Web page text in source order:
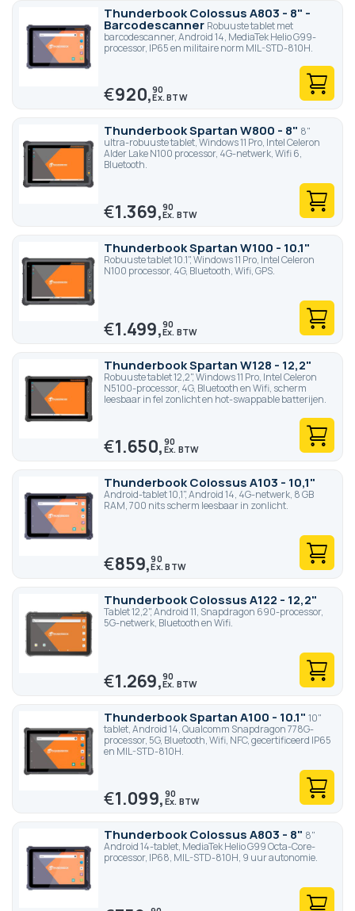
Thunderbook Colossus A803 - 8" -
Barcodescanner Robuuste tablet met
barcodescanner, Android 14, MediaTek Helio G99-
processor, IP65 en militaire norm MIL-STD-810H.
€920,90
Thunderbook Spartan W800 - 8" 8"
ultra-robuuste tablet, Windows 11 Pro, Intel Celeron
Alder Lake N100 processor, 4G-netwerk, Wifi 6,
Bluetooth.
€1.369,90
Thunderbook Spartan W100 - 10.1"
Robuuste tablet 10.1", Windows 11 Pro, Intel Celeron
N100 processor, 4G, Bluetooth, Wifi, GPS.
€1.499,90
Thunderbook Spartan W128 - 12,2"
Robuuste tablet 12,2", Windows 11 Pro, Intel Celeron
N5100-processor, 4G, Bluetooth en Wifi, scherm
leesbaar in fel zonlicht en hot-swappable batterijen.
€1.650,90
Thunderbook Colossus A103 - 10,1"
Android-tablet 10,1", Android 14, 4G-netwerk, 8 GB
RAM, 700 nits scherm leesbaar in zonlicht.
€859,90
Thunderbook Colossus A122 - 12,2"
Tablet 12,2", Android 11, Snapdragon 690-processor,
5G-netwerk, Bluetooth en Wifi.
€1.269,90
Thunderbook Spartan A100 - 10.1" 10"
tablet, Android 14, Qualcomm Snapdragon 778G-
processor, 5G, Bluetooth, Wifi, NFC, gecertificeerd IP65
en MIL-STD-810H.
€1.099,90
Thunderbook Colossus A803 - 8" 8"
Android 14-tablet, MediaTek Helio G99 Octa-Core-
processor, IP68, MIL-STD-810H, 9 uur autonomie.